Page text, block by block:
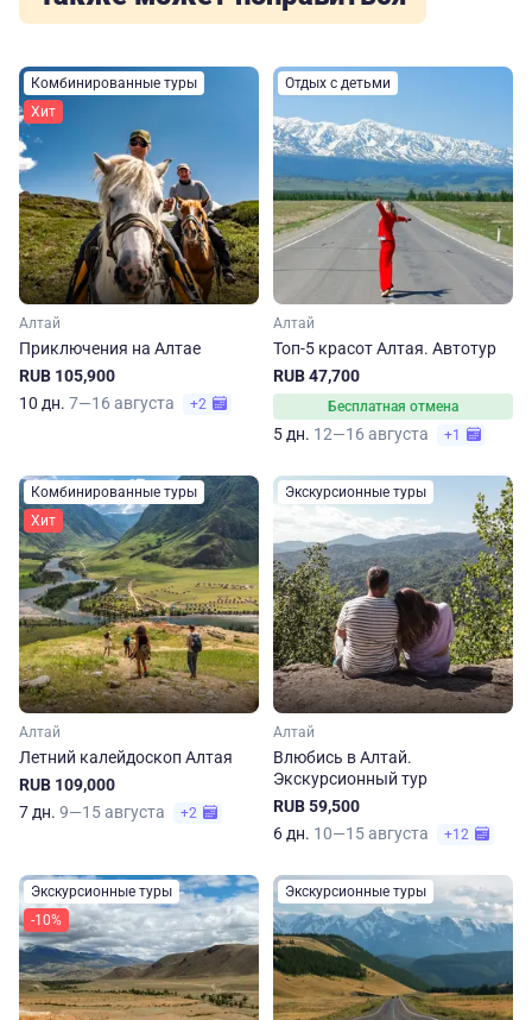
Комбинированные туры
Хит
Алтай
Приключения на Алтае
RUB 105,900
10 дн. 7—16 августа +2
Отдых с детьми
Алтай
Топ-5 красот Алтая. Автотур
RUB 47,700
Бесплатная отмена
5 дн. 12—16 августа +1
Комбинированные туры
Хит
Алтай
Летний калейдоскоп Алтая
RUB 109,000
7 дн. 9—15 августа +2
Экскурсионные туры
Алтай
Влюбись в Алтай.
Экскурсионный тур
RUB 59,500
6 дн. 10—15 августа +12
Экскурсионные туры
-10%
Экскурсионные туры